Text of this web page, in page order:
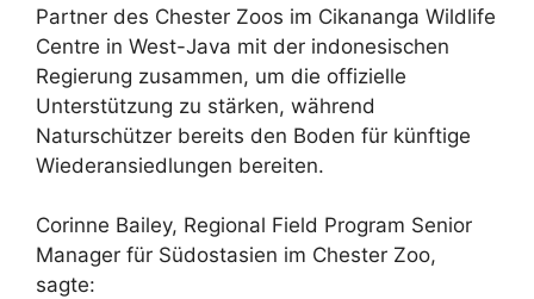
Partner des Chester Zoos im Cikananga Wildlife
Centre in West-Java mit der indonesischen
Regierung zusammen, um die offizielle
Unterstützung zu stärken, während
Naturschützer bereits den Boden für künftige
Wiederansiedlungen bereiten.
Corinne Bailey, Regional Field Program Senior
Manager für Südostasien im Chester Zoo,
sagte: